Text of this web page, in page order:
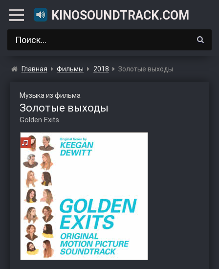
KINOSOUNDTRACK.COM
Главная Фильмы 2018 Золотые выходы
Музыка из фильма
Золотые выходы
Golden Exits